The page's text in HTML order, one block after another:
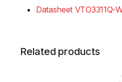
Datasheet VTO3311Q-
Related products